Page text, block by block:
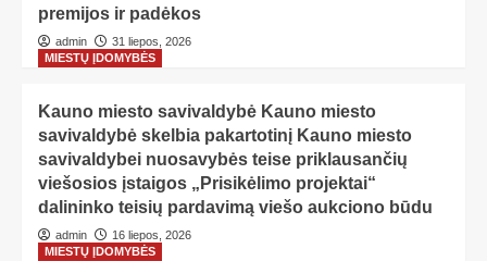
premijos ir padėkos
admin
31 liepos, 2026
MIESTŲ ĮDOMYBĖS
Kauno miesto savivaldybė Kauno miesto
savivaldybė skelbia pakartotinį Kauno miesto
savivaldybei nuosavybės teise priklausančių
viešosios įstaigos „Prisikėlimo projektai“
dalininko teisių pardavimą viešo aukciono būdu
admin
16 liepos, 2026
MIESTŲ ĮDOMYBĖS